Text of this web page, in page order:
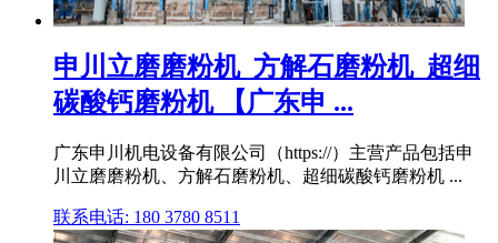
申川立磨磨粉机_方解石磨粉机_超细
碳酸钙磨粉机 【广东申 ...
广东申川机电设备有限公司（https://）主营产品包括申
川立磨磨粉机、方解石磨粉机、超细碳酸钙磨粉机 ...
联系电话: 180 3780 8511